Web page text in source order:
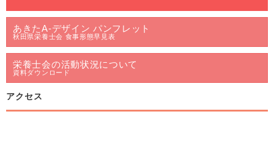
あきたA-デザイン パンフレット
秋田県栄養士会 食事形態早見表
栄養士会の活動状況について
資料ダウンロード
アクセス